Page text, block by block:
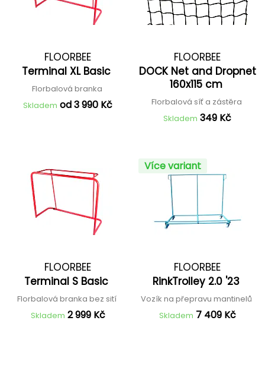
FLOORBEE
Terminal XL Basic
Florbalová branka
Skladem od 3 990 Kč
FLOORBEE
DOCK Net and Dropnet
160x115 cm
Florbalová síť a zástěra
Skladem 349 Kč
FLOORBEE
Terminal S Basic
Florbalová branka bez sití
Skladem 2 999 Kč
Více variant
FLOORBEE
RinkTrolley 2.0 '23
Vozík na přepravu mantinelů
Skladem 7 409 Kč